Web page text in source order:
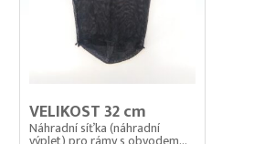
Kesery mechanické ZINKOVANÉ
Kesery, saky na ryby NEREZOVÉ
Kesery, saky na ryby ZINKOVANÉ
Samostatné rámy
VELIKOST 32 cm
Náhradní síťka (náhradní